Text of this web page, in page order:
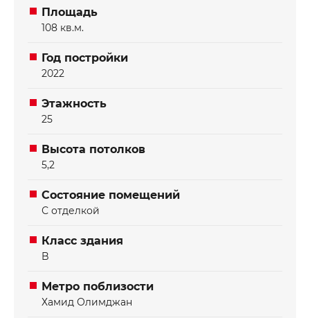
Площадь
108 кв.м.
Год постройки
2022
Этажность
25
Высота потолков
5,2
Состояние помещений
С отделкой
Класс здания
B
Метро поблизости
Хамид Олимджан